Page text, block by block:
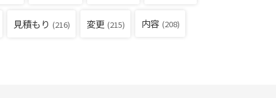
見積もり (216) 変更 (215) 内容 (208)